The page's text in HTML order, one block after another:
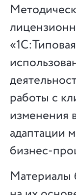
работы с
изменения
адаптации
бизнес-
Материалы